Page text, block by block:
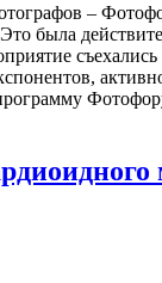
–
была